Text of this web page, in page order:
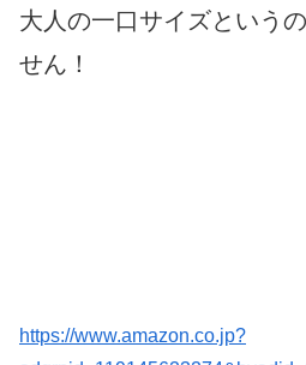
大人の一口サイズという
せん！
https://www.amazon.co.jp?